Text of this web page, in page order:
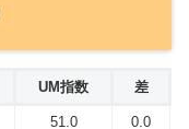
UM指数 差
51.0
0.0